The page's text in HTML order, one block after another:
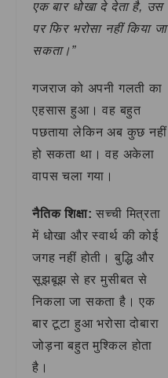
एक बार धोखा दे देता है, उस
पर फिर भरोसा नहीं किया जा
सकता।”
गजराज को अपनी गलती का
एहसास हुआ। वह बहुत
पछताया लेकिन अब कुछ नहीं
हो सकता था। वह अकेला
वापस चला गया।
नैतिक शिक्षा: सच्ची मित्रता
में धोखा और स्वार्थ की कोई
जगह नहीं होती। बुद्धि और
सूझबूझ से हर मुसीबत से
निकला जा सकता है। एक
बार टूटा हुआ भरोसा दोबारा
जोड़ना बहुत मुश्किल होता
है।